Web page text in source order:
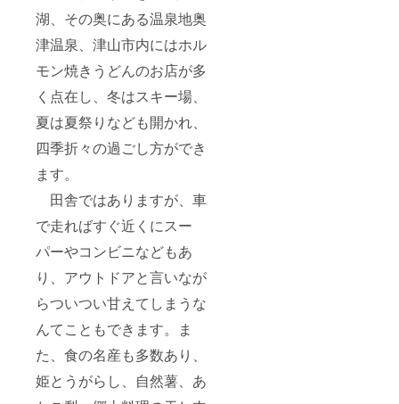
湖、その奥にある温泉地奥
津温泉、津山市内にはホル
モン焼きうどんのお店が多
く点在し、冬はスキー場、
夏は夏祭りなども開かれ、
四季折々の過ごし方ができ
ます。
田舎ではありますが、車
で走ればすぐ近くにスー
パーやコンビニなどもあ
り、アウトドアと言いなが
らついつい甘えてしまうな
んてこともできます。ま
た、食の名産も多数あり、
姫とうがらし、自然薯、あ